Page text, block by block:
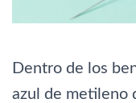
Dentro de los
azul de metileno